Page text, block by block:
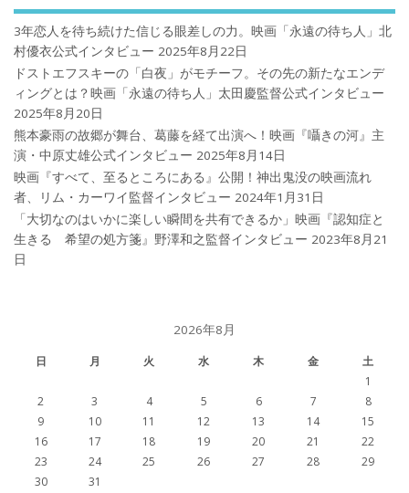
3年恋人を待ち続けた信じる眼差しの力。映画「永遠の待ち人」北
村優衣公式インタビュー 2025年8月22日
ドストエフスキーの「白夜」がモチーフ。その先の新たなエンデ
ィングとは？映画「永遠の待ち人」太田慶監督公式インタビュー
2025年8月20日
熊本豪雨の故郷が舞台、葛藤を経て出演へ！映画『囁きの河』主
演・中原丈雄公式インタビュー 2025年8月14日
映画『すべて、至るところにある』公開！神出鬼没の映画流れ
者、リム・カーワイ監督インタビュー 2024年1月31日
「大切なのはいかに楽しい瞬間を共有できるか」映画『認知症と
生きる 希望の処方箋』野澤和之監督インタビュー 2023年8月21
日
2026年8月
日 月 火 水 木 金
土
1
2
3 4 5 6 7
8
9
10 11 12 13 14
15
16
17 18 19 20 21
22
23
24 25 26 27 28
29
30
31